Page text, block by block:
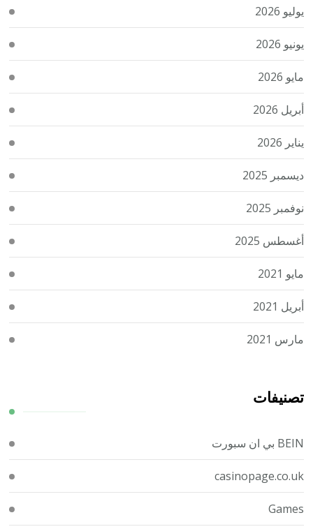
يوليو 2026
يونيو 2026
مايو 2026
أبريل 2026
يناير 2026
ديسمبر 2025
نوفمبر 2025
أغسطس 2025
مايو 2021
أبريل 2021
مارس 2021
تصنيفات
BEIN بي ان سبورت
casinopage.co.uk
Games